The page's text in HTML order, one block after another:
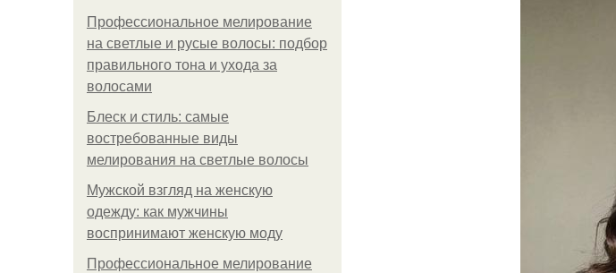
Профессиональное мелирование
на светлые и русые волосы: подбор
правильного тона и ухода за
волосами
Блеск и стиль: самые
востребованные виды
мелирования на светлые волосы
Мужской взгляд на женскую
одежду: как мужчины
воспринимают женскую моду
Профессиональное мелирование